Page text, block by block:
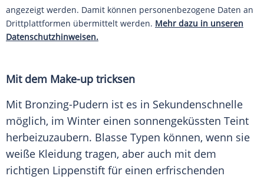
angezeigt werden. Damit können personenbezogene Daten an
Drittplattformen übermittelt werden. Mehr dazu in unseren
Datenschutzhinweisen.
Mit dem Make-up tricksen
Mit Bronzing-Pudern ist es in Sekundenschnelle
möglich, im Winter einen sonnengeküssten Teint
herbeizuzaubern. Blasse Typen können, wenn sie
weiße Kleidung tragen, aber auch mit dem
richtigen Lippenstift für einen erfrischenden